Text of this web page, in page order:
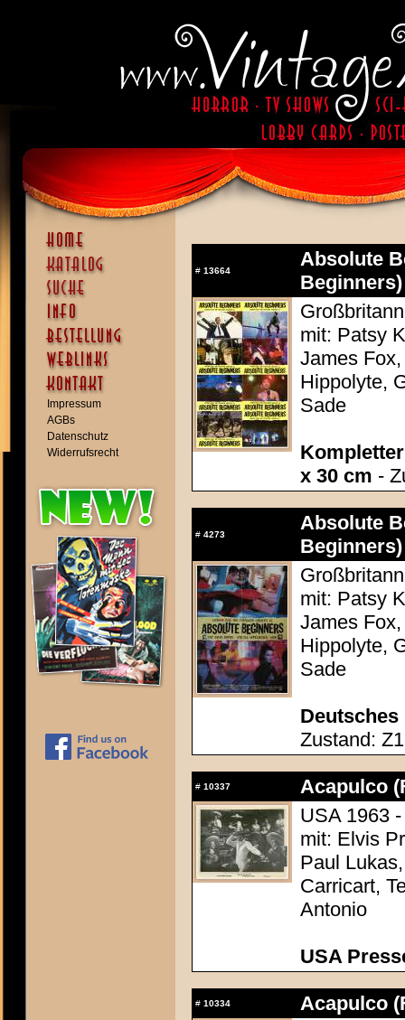
Impressum
AGBs
Datenschutz
Widerrufsrecht
# 13664
Absolute
Beginners)
mit: Patsy
James
Hippolyte,
Sade
x 30 cm -
# 4273
Absolute
Beginners)
mit: Patsy
James
Hippolyte,
Sade
Deutsches
Zustand:
# 10337
Acapulco
USA 1963
mit: Elvis
Paul
Carricart,
Antonio
USA
# 10334
Acapulco